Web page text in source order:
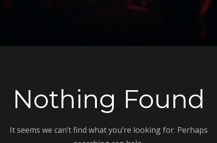
Nothing Found
It seems we can’t find what you’re looking for. Perhaps